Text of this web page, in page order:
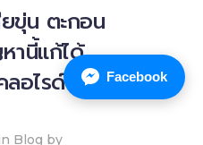
ยขุ่น ตะกอน
านี้แก้ได้
อไรด์จริง
Blog by
Facebook